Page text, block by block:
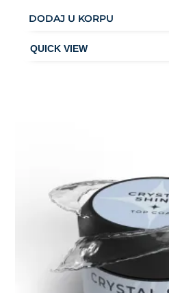
DODAJ U KORPU